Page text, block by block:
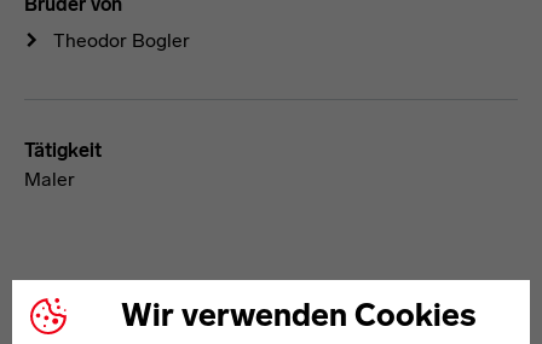
Wir verwenden Cookies
Theodor Bogler
Tätigkeit
Maler